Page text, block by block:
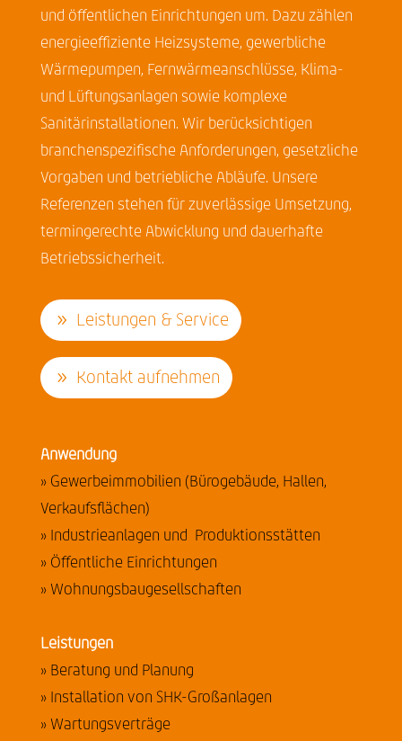
und öffentlichen Einrichtungen um. Dazu zählen
energieeffiziente Heizsysteme, gewerbliche
Wärmepumpen, Fernwärmeanschlüsse, Klima-
und Lüftungsanlagen sowie komplexe
Sanitärinstallationen. Wir berücksichtigen
branchenspezifische Anforderungen, gesetzliche
Vorgaben und betriebliche Abläufe. Unsere
Referenzen stehen für zuverlässige Umsetzung,
termingerechte Abwicklung und dauerhafte
Betriebssicherheit.
Leistungen & Service
Kontakt aufnehmen
Anwendung
» Gewerbeimmobilien (Bürogebäude, Hallen,
Verkaufsflächen)
» Industrieanlagen und Produktionsstätten
» Öffentliche Einrichtungen
» Wohnungsbaugesellschaften
Leistungen
» Beratung und Planung
» Installation von SHK-Großanlagen
» Wartungsverträge